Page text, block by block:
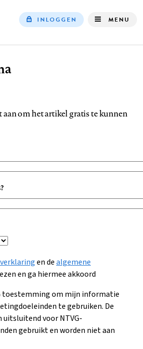
INLOGGEN MENU
om het artikel gratis te kunnen
en dealgemene
en ga hiermee akkoord
toestemming om mijn informatie
te gebruiken. De
uitsluitend voor NTVG-
gebruikt en worden niet aan